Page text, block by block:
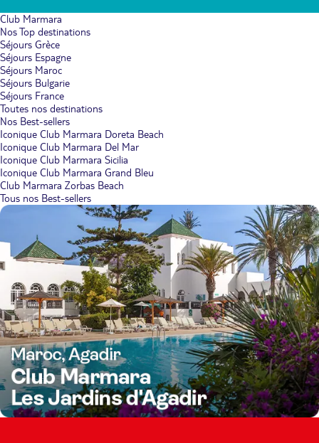
Club Marmara
Nos Top destinations
Séjours Grèce
Séjours Espagne
Séjours Maroc
Séjours Bulgarie
Séjours France
Toutes nos destinations
Nos Best-sellers
Iconique Club Marmara Doreta Beach
Iconique Club Marmara Del Mar
Iconique Club Marmara Sicilia
Iconique Club Marmara Grand Bleu
Club Marmara Zorbas Beach
Tous nos Best-sellers